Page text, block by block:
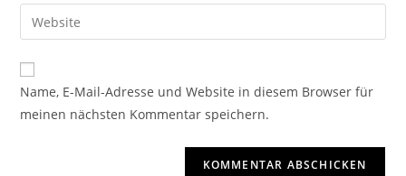
Name, E-Mail-Adresse und Website in diesem Browser für
meinen nächsten Kommentar speichern.